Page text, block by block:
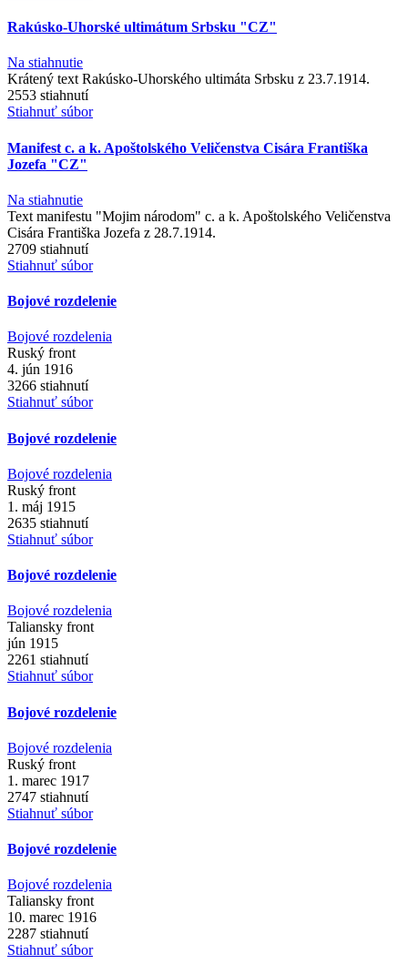
Rakúsko-Uhorské ultimátum Srbsku "CZ"
Na stiahnutie
Krátený text Rakúsko-Uhorského ultimáta Srbsku z 23.7.1914.
2553 stiahnutí
Stiahnuť súbor
Manifest c. a k. Apoštolského Veličenstva Cisára Františka
Jozefa "CZ"
Na stiahnutie
Text manifestu "Mojim národom" c. a k. Apoštolského Veličenstva
Cisára Františka Jozefa z 28.7.1914.
2709 stiahnutí
Stiahnuť súbor
Bojové rozdelenie
Bojové rozdelenia
Ruský front
4. jún 1916
3266 stiahnutí
Stiahnuť súbor
Bojové rozdelenie
Bojové rozdelenia
Ruský front
1. máj 1915
2635 stiahnutí
Stiahnuť súbor
Bojové rozdelenie
Bojové rozdelenia
Taliansky front
jún 1915
2261 stiahnutí
Stiahnuť súbor
Bojové rozdelenie
Bojové rozdelenia
Ruský front
1. marec 1917
2747 stiahnutí
Stiahnuť súbor
Bojové rozdelenie
Bojové rozdelenia
Taliansky front
10. marec 1916
2287 stiahnutí
Stiahnuť súbor